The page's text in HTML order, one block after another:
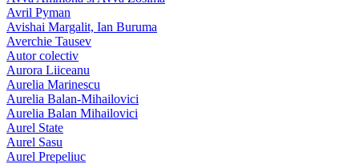
Avril Pyman
Avishai Margalit, Ian Buruma
Averchie Tausev
Autor colectiv
Aurora Liiceanu
Aurelia Marinescu
Aurelia Balan-Mihailovici
Aurelia Balan Mihailovici
Aurel State
Aurel Sasu
Aurel Prepeliuc